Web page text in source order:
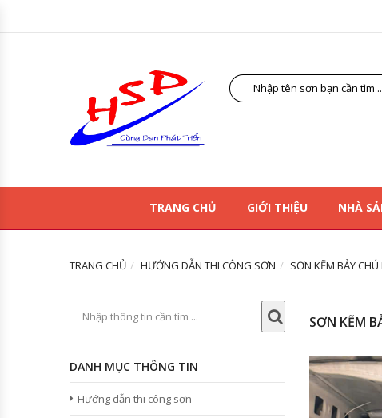
TRANG CHỦ GIỚI THIỆU NHÀ
TRANG CHỦ HƯỚNG DẪN THI CÔNG SƠN SƠN KẼM BẢY
SƠN KẼM
DANH MỤC THÔNG TIN
Hướng dẫn thi công sơn